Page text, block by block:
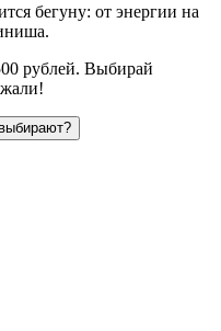
бегуну: от энергии на
рублей. Выбирай